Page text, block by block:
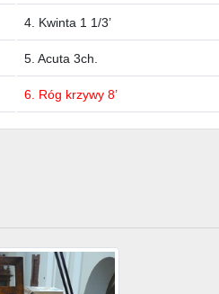
4. Kwinta 1 1/3’
5. Acuta 3ch.
6. Róg krzywy 8’